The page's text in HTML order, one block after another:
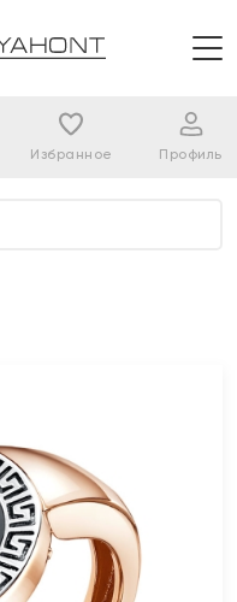
Избранное Профиль